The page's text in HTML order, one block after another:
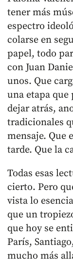
tener más
espectro
colarse en
papel, todo
con Juan
unos. Que
una etapa que
dejar atrás,
tradicionales
mensaje. Que
tarde. Que la
Todas esas
cierto. Pero
vista lo
que un
que hoy se
París,
mucho más